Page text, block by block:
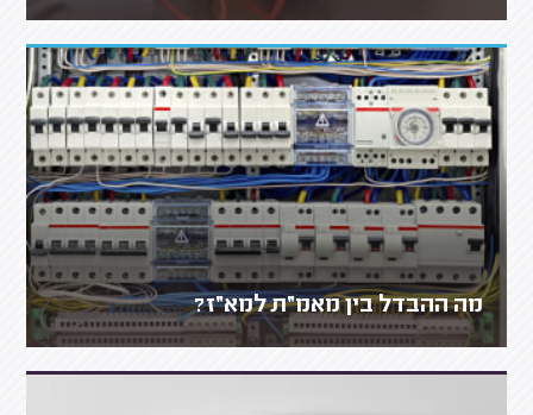
מה ההבדל בין מאמ״ת למא״ז?